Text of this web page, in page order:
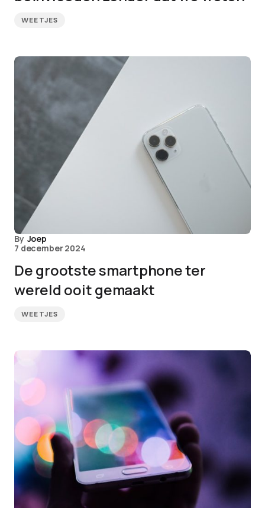
WEETJES
By Joep
7 december 2024
De grootste smartphone ter
wereld ooit gemaakt
WEETJES